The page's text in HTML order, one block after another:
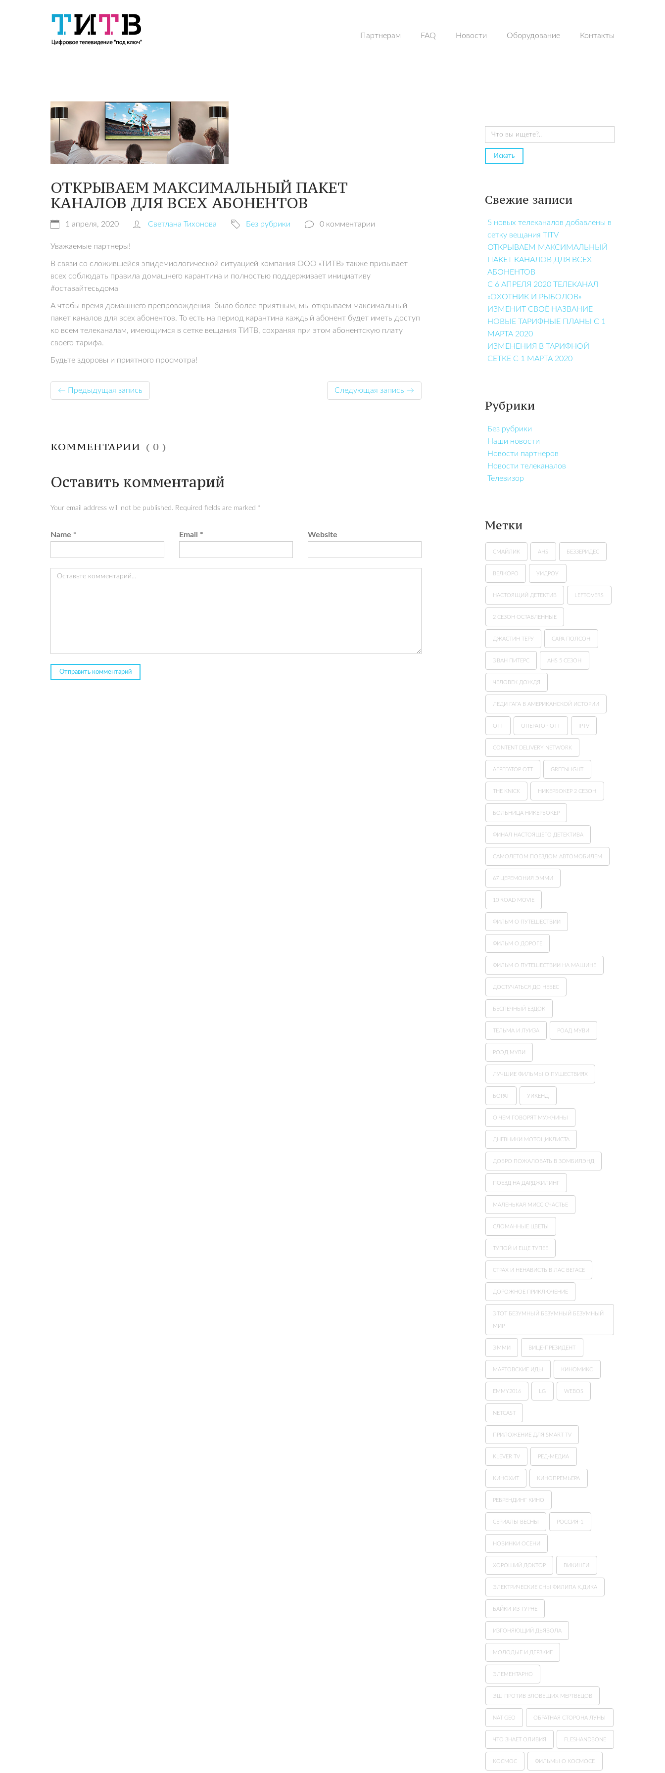
Партнерам FAQ Новости Оборудование Контакты
ОТКРЫВАЕМ МАКСИМАЛЬНЫЙ ПАКЕТ
КАНАЛОВ ДЛЯ ВСЕХ АБОНЕНТОВ
1 апреля, 2020 Светлана Тихонова Без рубрики 0 комментарии
Уважаемые партнеры!
В связи со сложившейся эпидемиологической ситуацией компания ООО «ТИТВ» также призывает
всех соблюдать правила домашнего карантина и полностью поддерживает инициативу
#оставайтесьдома
А чтобы время домашнего препровождения было более приятным, мы открываем максимальный
пакет каналов для всех абонентов. То есть на период карантина каждый абонент будет иметь доступ
ко всем телеканалам, имеющимся в сетке вещания ТИТВ, сохраняя при этом абонентскую плату
своего тарифа.
Будьте здоровы и приятного просмотра!
← Предыдущая запись Следующая запись →
КОММЕНТАРИИ ( 0 )
Оставить комментарий
Your email address will not be published. Required fields are marked *
Name * Email * Website
Отправить комментарий
Свежие записи
5 новых телеканалов добавлены в
сетку вещания TITV
ОТКРЫВАЕМ МАКСИМАЛЬНЫЙ
ПАКЕТ КАНАЛОВ ДЛЯ ВСЕХ
АБОНЕНТОВ
С 6 АПРЕЛЯ 2020 ТЕЛЕКАНАЛ
«ОХОТНИК И РЫБОЛОВ»
ИЗМЕНИТ СВОЁ НАЗВАНИЕ
НОВЫЕ ТАРИФНЫЕ ПЛАНЫ С 1
МАРТА 2020
ИЗМЕНЕНИЯ В ТАРИФНОЙ
СЕТКЕ С 1 МАРТА 2020
Рубрики
Без рубрики
Наши новости
Новости партнеров
Новости телеканалов
Телевизор
Метки
СМАЙЛИК AHS БЕЗЗЕРИДЕС
ВЕЛКОРО УИДРОУ
НАСТОЯЩИЙ ДЕТЕКТИВ LEFTOVERS
2 СЕЗОН ОСТАВЛЕННЫЕ
ДЖАСТИН ТЕРУ САРА ПОЛСОН
ЭВАН ПИТЕРС AHS 5 СЕЗОН
ЧЕЛОВЕК ДОЖДЯ
ЛЕДИ ГАГА В АМЕРИКАНСКОЙ ИСТОРИИ
ОТТ ОПЕРАТОР OTT IPTV
CONTENT DELIVERY NETWORK
АГРЕГАТОР OTT GREENLIGHT
THE KNICK НИКЕРБОКЕР 2 СЕЗОН
БОЛЬНИЦА НИКЕРБОКЕР
ФИНАЛ НАСТОЯЩЕГО ДЕТЕКТИВА
САМОЛЕТОМ ПОЕЗДОМ АВТОМОБИЛЕМ
67 ЦЕРЕМОНИЯ ЭММИ
10 ROAD MOVIE
ФИЛЬМ О ПУТЕШЕСТВИИ
ФИЛЬМ О ДОРОГЕ
ФИЛЬМ О ПУТЕШЕСТВИИ НА МАШИНЕ
ДОСТУЧАТЬСЯ ДО НЕБЕС
БЕСПЕЧНЫЙ ЕЗДОК
ТЕЛЬМА И ЛУИЗА РОАД МУВИ
РОЭД МУВИ
ЛУЧШИЕ ФИЛЬМЫ О ПУШЕСТВИЯХ
БОРАТ УИКЕНД
О ЧЕМ ГОВОРЯТ МУЖЧИНЫ
ДНЕВНИКИ МОТОЦИКЛИСТА
ДОБРО ПОЖАЛОВАТЬ В ЗОМБИЛЭНД
ПОЕЗД НА ДАРДЖИЛИНГ
МАЛЕНЬКАЯ МИСС СЧАСТЬЕ
СЛОМАННЫЕ ЦВЕТЫ
ТУПОЙ И ЕЩЕ ТУПЕЕ
СТРАХ И НЕНАВИСТЬ В ЛАС ВЕГАСЕ
ДОРОЖНОЕ ПРИКЛЮЧЕНИЕ
ЭТОТ БЕЗУМНЫЙ БЕЗУМНЫЙ БЕЗУМНЫЙ
МИР
ЭММИ ВИЦЕ-ПРЕЗИДЕНТ
МАРТОВСКИЕ ИДЫ КИНОМИКС
EMMY2016 LG WEBOS
NETCAST
ПРИЛОЖЕНИЕ ДЛЯ SMART TV
KLEVER TV РЕД-МЕДИА
КИНОХИТ КИНОПРЕМЬЕРА
РЕБРЕНДИНГ КИНО
СЕРИАЛЫ ВЕСНЫ РОССИЯ-1
НОВИНКИ ОСЕНИ
ХОРОШИЙ ДОКТОР ВИКИНГИ
ЭЛЕКТРИЧЕСКИЕ СНЫ ФИЛИПА К.ДИКА
БАЙКИ ИЗ ТУРНЕ
ИЗГОНЯЮЩИЙ ДЬЯВОЛА
МОЛОДЫЕ И ДЕРЗКИЕ
ЭЛЕМЕНТАРНО
ЭШ ПРОТИВ ЗЛОВЕЩИХ МЕРТВЕЦОВ
NAT GEO ОБРАТНАЯ СТОРОНА ЛУНЫ
ЧТО ЗНАЕТ ОЛИВИЯ FLESHANDBONE
КОСМОС ФИЛЬМЫ О КОСМОСЕ